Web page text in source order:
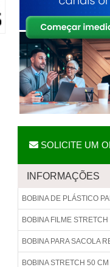
SOLICITE UM
INFORMAÇÕES
BOBINA DE PLÁSTICO
BOBINA FILME STRETCH
BOBINA PARA SACOLA
BOBINA STRETCH 50 CM